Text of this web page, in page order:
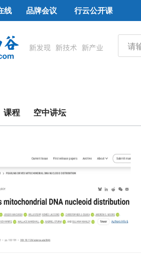
线 品牌会议 行云公开课
课程 空中讲坛